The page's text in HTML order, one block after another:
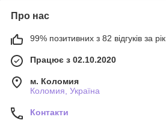
Про нас
99% позитивних з 82 відгуків за рік
Працює з 02.10.2020
м. Коломия
Коломия, Україна
Контакти